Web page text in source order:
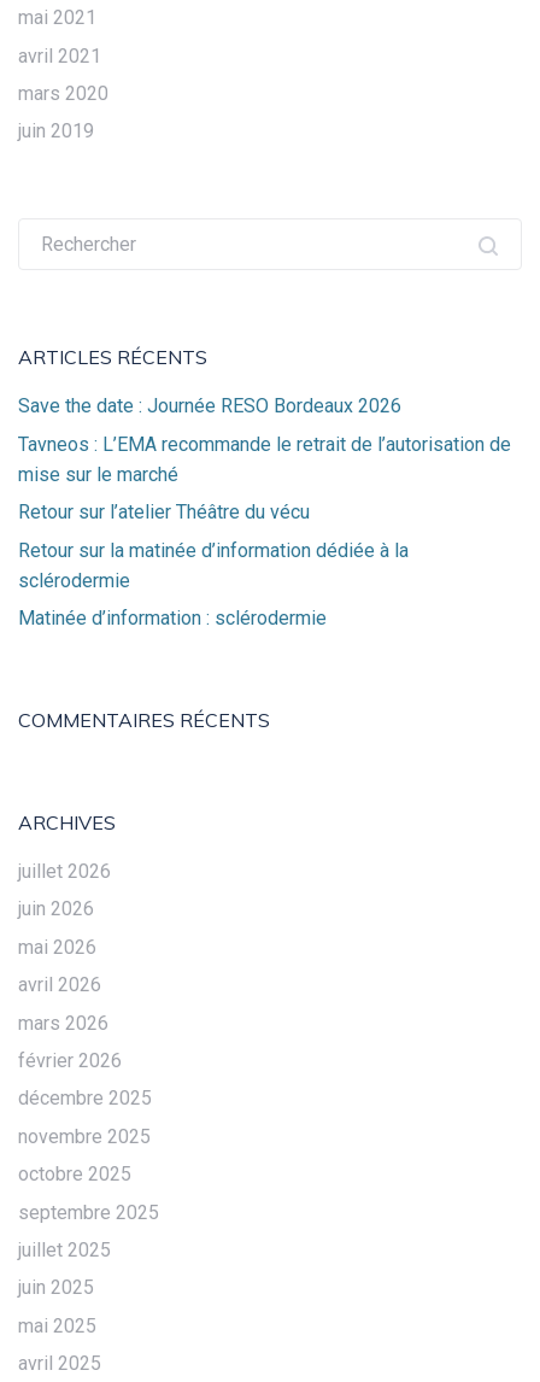
mai 2021
avril 2021
mars 2020
juin 2019
Recherche
ARTICLES RÉCENTS
Save the date : Journée RESO Bordeaux 2026
Tavneos : L’EMA recommande le retrait de l’autorisation de
mise sur le marché
Retour sur l’atelier Théâtre du vécu
Retour sur la matinée d’information dédiée à la
sclérodermie
Matinée d’information : sclérodermie
COMMENTAIRES RÉCENTS
ARCHIVES
juillet 2026
juin 2026
mai 2026
avril 2026
mars 2026
février 2026
décembre 2025
novembre 2025
octobre 2025
septembre 2025
juillet 2025
juin 2025
mai 2025
avril 2025